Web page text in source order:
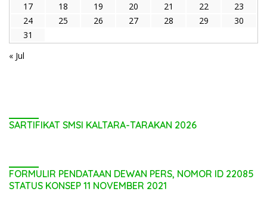
17
18 19 20 21 22
23
24
25 26 27 28 29
30
31
« Jul
SARTIFIKAT SMSI KALTARA-TARAKAN 2026
FORMULIR PENDATAAN DEWAN PERS, NOMOR ID 22085
STATUS KONSEP 11 NOVEMBER 2021